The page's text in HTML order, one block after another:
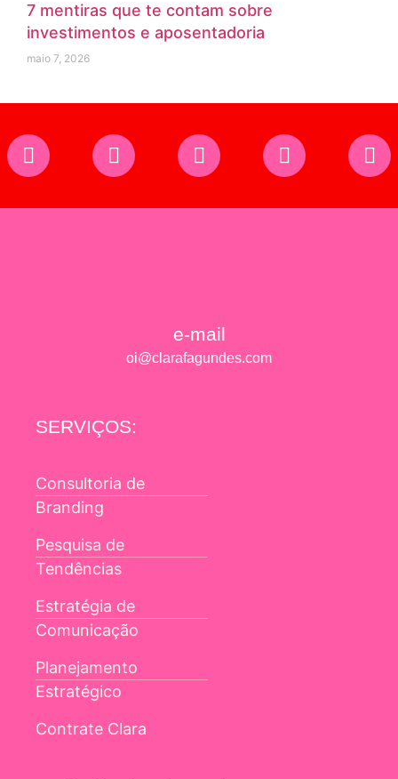
7 mentiras que te contam sobre
investimentos e aposentadoria
maio 7, 2026
e-mail
oi@clarafagundes.com
SERVIÇOS:
Consultoria de
Branding
Pesquisa de
Tendências
Estratégia de
Comunicação
Planejamento
Estratégico
Contrate Clara